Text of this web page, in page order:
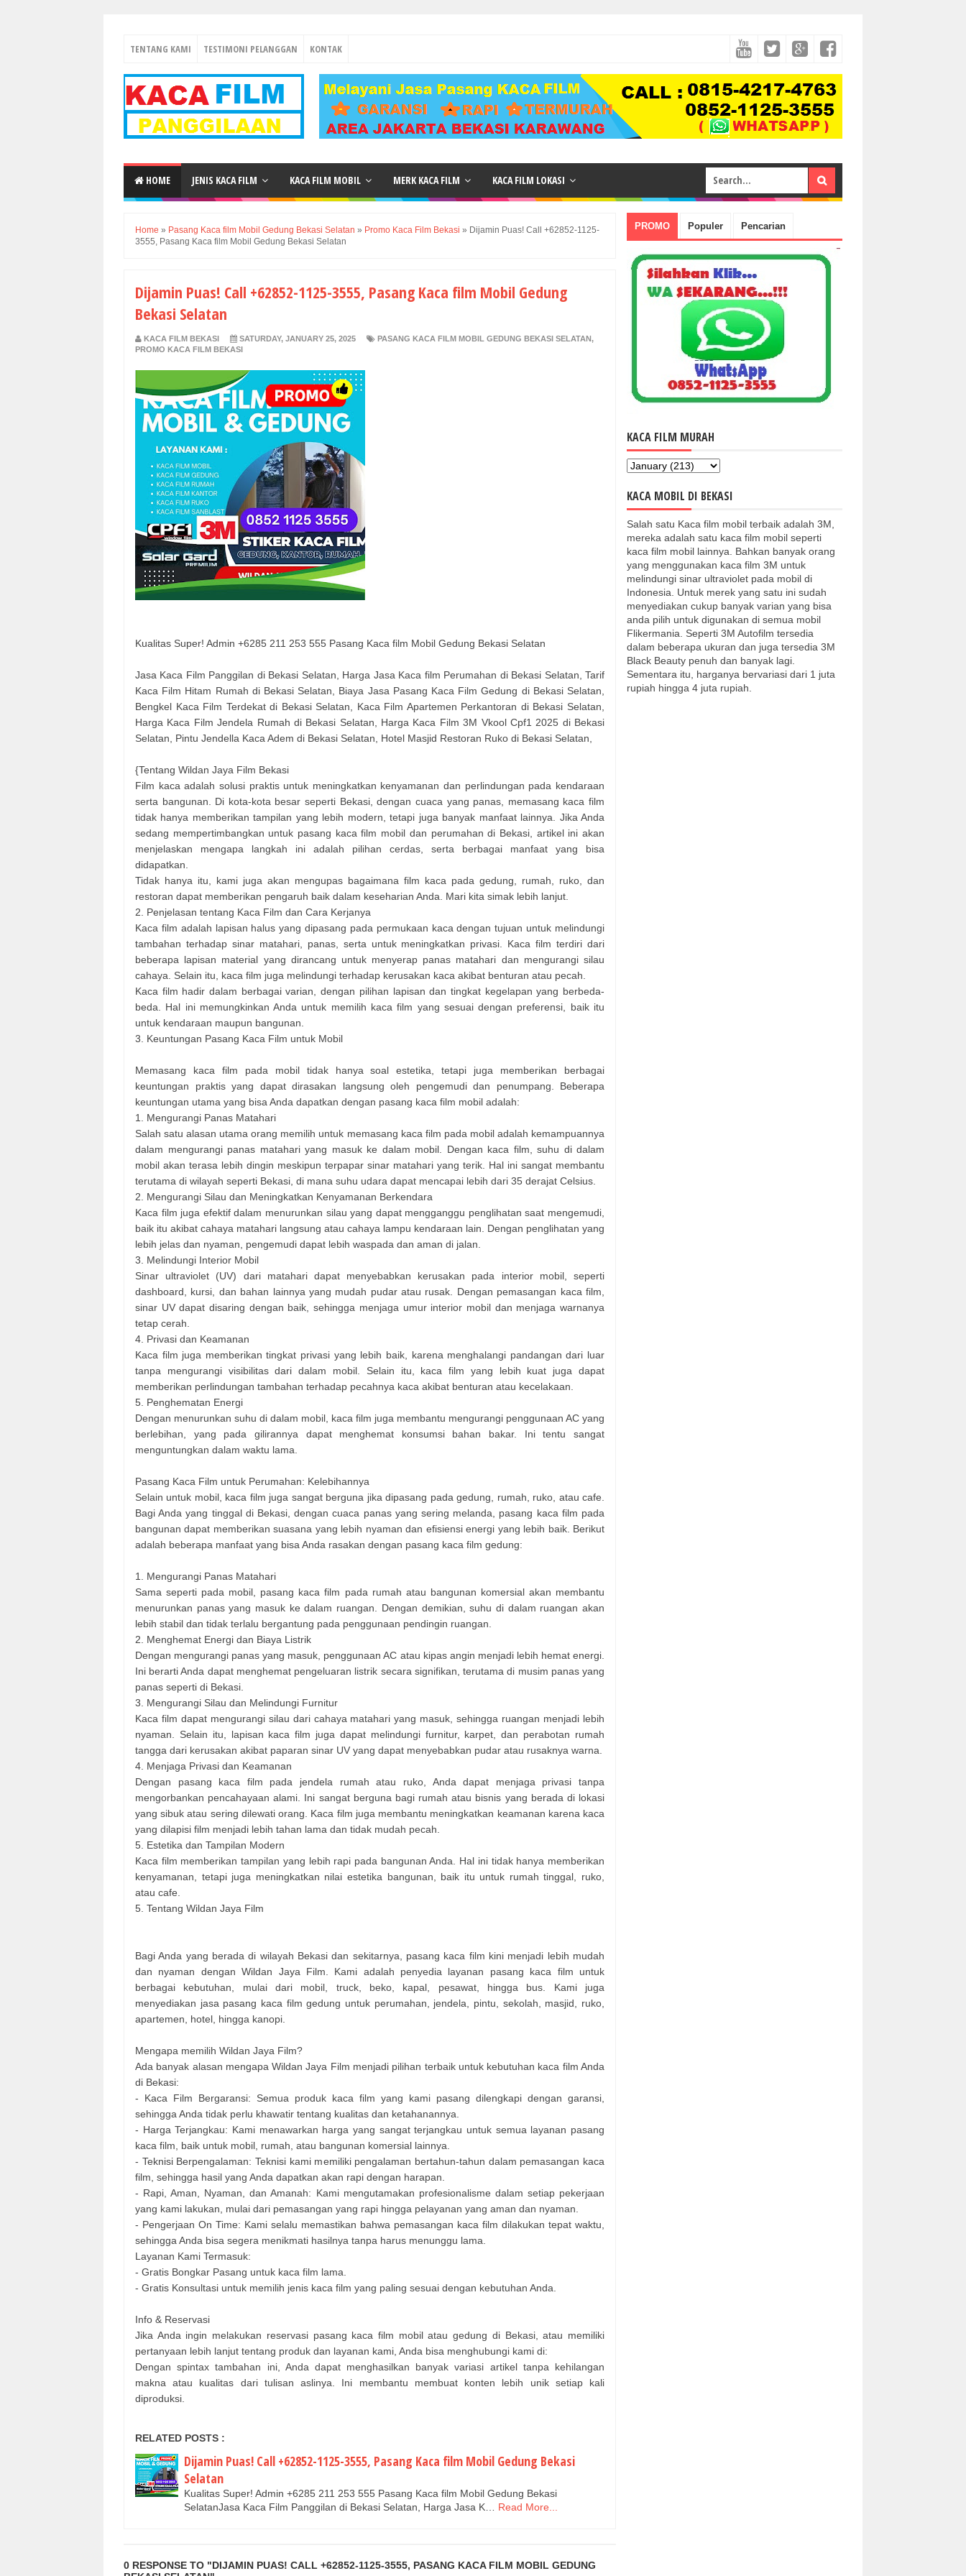
TENTANG KAMI TESTIMONI PELANGGAN KONTAK
HOME JENIS KACA FILM KACA FILM MOBIL MERK KACA FILM KACA FILM LOKASI
Home » Pasang Kaca film Mobil Gedung Bekasi Selatan » Promo Kaca Film Bekasi » Dijamin Puas! Call +62852-1125-
3555, Pasang Kaca film Mobil Gedung Bekasi Selatan
Dijamin Puas! Call +62852-1125-3555, Pasang Kaca film Mobil Gedung
Bekasi Selatan
KACA FILM BEKASI SATURDAY, JANUARY 25, 2025 PASANG KACA FILM MOBIL GEDUNG BEKASI SELATAN,
PROMO KACA FILM BEKASI
Kualitas Super! Admin +6285 211 253 555 Pasang Kaca film Mobil Gedung Bekasi Selatan
Jasa Kaca Film Panggilan di Bekasi Selatan, Harga Jasa Kaca film Perumahan di Bekasi Selatan, Tarif
Kaca Film Hitam Rumah di Bekasi Selatan, Biaya Jasa Pasang Kaca Film Gedung di Bekasi Selatan,
Bengkel Kaca Film Terdekat di Bekasi Selatan, Kaca Film Apartemen Perkantoran di Bekasi Selatan,
Harga Kaca Film Jendela Rumah di Bekasi Selatan, Harga Kaca Film 3M Vkool Cpf1 2025 di Bekasi
Selatan, Pintu Jendella Kaca Adem di Bekasi Selatan, Hotel Masjid Restoran Ruko di Bekasi Selatan,
{Tentang Wildan Jaya Film Bekasi
Film kaca adalah solusi praktis untuk meningkatkan kenyamanan dan perlindungan pada kendaraan
serta bangunan. Di kota-kota besar seperti Bekasi, dengan cuaca yang panas, memasang kaca film
tidak hanya memberikan tampilan yang lebih modern, tetapi juga banyak manfaat lainnya. Jika Anda
sedang mempertimbangkan untuk pasang kaca film mobil dan perumahan di Bekasi, artikel ini akan
menjelaskan mengapa langkah ini adalah pilihan cerdas, serta berbagai manfaat yang bisa
didapatkan.
Tidak hanya itu, kami juga akan mengupas bagaimana film kaca pada gedung, rumah, ruko, dan
restoran dapat memberikan pengaruh baik dalam keseharian Anda. Mari kita simak lebih lanjut.
2. Penjelasan tentang Kaca Film dan Cara Kerjanya
Kaca film adalah lapisan halus yang dipasang pada permukaan kaca dengan tujuan untuk melindungi
tambahan terhadap sinar matahari, panas, serta untuk meningkatkan privasi. Kaca film terdiri dari
beberapa lapisan material yang dirancang untuk menyerap panas matahari dan mengurangi silau
cahaya. Selain itu, kaca film juga melindungi terhadap kerusakan kaca akibat benturan atau pecah.
Kaca film hadir dalam berbagai varian, dengan pilihan lapisan dan tingkat kegelapan yang berbeda-
beda. Hal ini memungkinkan Anda untuk memilih kaca film yang sesuai dengan preferensi, baik itu
untuk kendaraan maupun bangunan.
3. Keuntungan Pasang Kaca Film untuk Mobil
Memasang kaca film pada mobil tidak hanya soal estetika, tetapi juga memberikan berbagai
keuntungan praktis yang dapat dirasakan langsung oleh pengemudi dan penumpang. Beberapa
keuntungan utama yang bisa Anda dapatkan dengan pasang kaca film mobil adalah:
1. Mengurangi Panas Matahari
Salah satu alasan utama orang memilih untuk memasang kaca film pada mobil adalah kemampuannya
dalam mengurangi panas matahari yang masuk ke dalam mobil. Dengan kaca film, suhu di dalam
mobil akan terasa lebih dingin meskipun terpapar sinar matahari yang terik. Hal ini sangat membantu
terutama di wilayah seperti Bekasi, di mana suhu udara dapat mencapai lebih dari 35 derajat Celsius.
2. Mengurangi Silau dan Meningkatkan Kenyamanan Berkendara
Kaca film juga efektif dalam menurunkan silau yang dapat mengganggu penglihatan saat mengemudi,
baik itu akibat cahaya matahari langsung atau cahaya lampu kendaraan lain. Dengan penglihatan yang
lebih jelas dan nyaman, pengemudi dapat lebih waspada dan aman di jalan.
3. Melindungi Interior Mobil
Sinar ultraviolet (UV) dari matahari dapat menyebabkan kerusakan pada interior mobil, seperti
dashboard, kursi, dan bahan lainnya yang mudah pudar atau rusak. Dengan pemasangan kaca film,
sinar UV dapat disaring dengan baik, sehingga menjaga umur interior mobil dan menjaga warnanya
tetap cerah.
4. Privasi dan Keamanan
Kaca film juga memberikan tingkat privasi yang lebih baik, karena menghalangi pandangan dari luar
tanpa mengurangi visibilitas dari dalam mobil. Selain itu, kaca film yang lebih kuat juga dapat
memberikan perlindungan tambahan terhadap pecahnya kaca akibat benturan atau kecelakaan.
5. Penghematan Energi
Dengan menurunkan suhu di dalam mobil, kaca film juga membantu mengurangi penggunaan AC yang
berlebihan, yang pada gilirannya dapat menghemat konsumsi bahan bakar. Ini tentu sangat
menguntungkan dalam waktu lama.
Pasang Kaca Film untuk Perumahan: Kelebihannya
Selain untuk mobil, kaca film juga sangat berguna jika dipasang pada gedung, rumah, ruko, atau cafe.
Bagi Anda yang tinggal di Bekasi, dengan cuaca panas yang sering melanda, pasang kaca film pada
bangunan dapat memberikan suasana yang lebih nyaman dan efisiensi energi yang lebih baik. Berikut
adalah beberapa manfaat yang bisa Anda rasakan dengan pasang kaca film gedung:
1. Mengurangi Panas Matahari
Sama seperti pada mobil, pasang kaca film pada rumah atau bangunan komersial akan membantu
menurunkan panas yang masuk ke dalam ruangan. Dengan demikian, suhu di dalam ruangan akan
lebih stabil dan tidak terlalu bergantung pada penggunaan pendingin ruangan.
2. Menghemat Energi dan Biaya Listrik
Dengan mengurangi panas yang masuk, penggunaan AC atau kipas angin menjadi lebih hemat energi.
Ini berarti Anda dapat menghemat pengeluaran listrik secara signifikan, terutama di musim panas yang
panas seperti di Bekasi.
3. Mengurangi Silau dan Melindungi Furnitur
Kaca film dapat mengurangi silau dari cahaya matahari yang masuk, sehingga ruangan menjadi lebih
nyaman. Selain itu, lapisan kaca film juga dapat melindungi furnitur, karpet, dan perabotan rumah
tangga dari kerusakan akibat paparan sinar UV yang dapat menyebabkan pudar atau rusaknya warna.
4. Menjaga Privasi dan Keamanan
Dengan pasang kaca film pada jendela rumah atau ruko, Anda dapat menjaga privasi tanpa
mengorbankan pencahayaan alami. Ini sangat berguna bagi rumah atau bisnis yang berada di lokasi
yang sibuk atau sering dilewati orang. Kaca film juga membantu meningkatkan keamanan karena kaca
yang dilapisi film menjadi lebih tahan lama dan tidak mudah pecah.
5. Estetika dan Tampilan Modern
Kaca film memberikan tampilan yang lebih rapi pada bangunan Anda. Hal ini tidak hanya memberikan
kenyamanan, tetapi juga meningkatkan nilai estetika bangunan, baik itu untuk rumah tinggal, ruko,
atau cafe.
5. Tentang Wildan Jaya Film
Bagi Anda yang berada di wilayah Bekasi dan sekitarnya, pasang kaca film kini menjadi lebih mudah
dan nyaman dengan Wildan Jaya Film. Kami adalah penyedia layanan pasang kaca film untuk
berbagai kebutuhan, mulai dari mobil, truck, beko, kapal, pesawat, hingga bus. Kami juga
menyediakan jasa pasang kaca film gedung untuk perumahan, jendela, pintu, sekolah, masjid, ruko,
apartemen, hotel, hingga kanopi.
Mengapa memilih Wildan Jaya Film?
Ada banyak alasan mengapa Wildan Jaya Film menjadi pilihan terbaik untuk kebutuhan kaca film Anda
di Bekasi:
- Kaca Film Bergaransi: Semua produk kaca film yang kami pasang dilengkapi dengan garansi,
sehingga Anda tidak perlu khawatir tentang kualitas dan ketahanannya.
- Harga Terjangkau: Kami menawarkan harga yang sangat terjangkau untuk semua layanan pasang
kaca film, baik untuk mobil, rumah, atau bangunan komersial lainnya.
- Teknisi Berpengalaman: Teknisi kami memiliki pengalaman bertahun-tahun dalam pemasangan kaca
film, sehingga hasil yang Anda dapatkan akan rapi dengan harapan.
- Rapi, Aman, Nyaman, dan Amanah: Kami mengutamakan profesionalisme dalam setiap pekerjaan
yang kami lakukan, mulai dari pemasangan yang rapi hingga pelayanan yang aman dan nyaman.
- Pengerjaan On Time: Kami selalu memastikan bahwa pemasangan kaca film dilakukan tepat waktu,
sehingga Anda bisa segera menikmati hasilnya tanpa harus menunggu lama.
Layanan Kami Termasuk:
- Gratis Bongkar Pasang untuk kaca film lama.
- Gratis Konsultasi untuk memilih jenis kaca film yang paling sesuai dengan kebutuhan Anda.
Info & Reservasi
Jika Anda ingin melakukan reservasi pasang kaca film mobil atau gedung di Bekasi, atau memiliki
pertanyaan lebih lanjut tentang produk dan layanan kami, Anda bisa menghubungi kami di:
Dengan spintax tambahan ini, Anda dapat menghasilkan banyak variasi artikel tanpa kehilangan
makna atau kualitas dari tulisan aslinya. Ini membantu membuat konten lebih unik setiap kali
diproduksi.
RELATED POSTS :
Dijamin Puas! Call +62852-1125-3555, Pasang Kaca film Mobil Gedung Bekasi
Selatan
Kualitas Super! Admin +6285 211 253 555 Pasang Kaca film Mobil Gedung Bekasi
SelatanJasa Kaca Film Panggilan di Bekasi Selatan, Harga Jasa K…
Read More...
0 RESPONSE TO "DIJAMIN PUAS! CALL +62852-1125-3555, PASANG KACA FILM MOBIL GEDUNG
PROMO Populer Pencarian
KACA FILM MURAH
KACA MOBIL DI BEKASI
Salah satu Kaca film mobil terbaik adalah 3M,
mereka adalah satu kaca film mobil seperti
kaca film mobil lainnya. Bahkan banyak orang
yang menggunakan kaca film 3M untuk
melindungi sinar ultraviolet pada mobil di
Indonesia. Untuk merek yang satu ini sudah
menyediakan cukup banyak varian yang bisa
anda pilih untuk digunakan di semua mobil
Flikermania. Seperti 3M Autofilm tersedia
dalam beberapa ukuran dan juga tersedia 3M
Black Beauty penuh dan banyak lagi.
Sementara itu, harganya bervariasi dari 1 juta
rupiah hingga 4 juta rupiah.